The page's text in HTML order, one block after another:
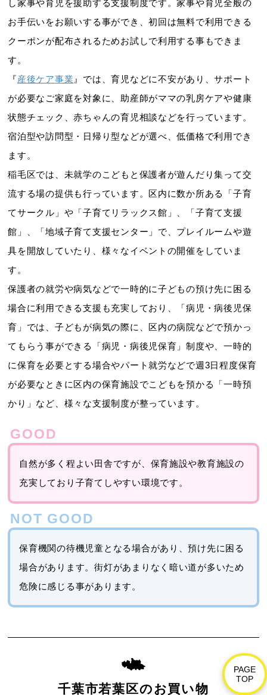
PAGE
TOP
し家事や育児を援助する支援制度です。家事や育児全般の
お手伝いをお願いする事ができ、初回は無料で利用できる
クーポンが配布されるためお試しで利用する事もできま
す。
『産後ケア事業』では、育児などに不安があり、サポート
が必要なご家庭を対象に、助産師がママの乳房ケアや健康
状態チェック、赤ちゃんの育児相談などを行っています。
宿泊型や訪問型・日帰り型などが選べ、低価格で利用でき
ます。
稲毛区では、未就学のこどもと保護者が遊んだり集って交
流する場の提供も行っています。区内に数か所ある「子育
てサークル」や「子育てリラックス館」、「子育て支援
館」、「地域子育て支援センター」で、プレイルームや遊
具を開放していたり、様々なイベントの開催をしていま
す。
保護者の就労や病気などで一時的に子どもの預け先に困る
場合に利用できる支援も充実しており、「病児・病後児保
育」では、子どもが病気の際に、区内の病院などで預かっ
てもらう事ができる「病児・病後児保育」制度や、一時的
に保育を必要とする場合やパート就労などで週3日程度保育
が必要なときに区内の保育施設でこどもを預かる「一時預
かり」など、様々な支援制度が整っています。
自然が多く程よい田舎ですが、保育施設や教育施設の
充実しており子育てしやすい環境です。
保育機関の待機児童となる場合があり、預け先に困る
場合があります。街灯があまりなく暗い道が多いため
危険に感じる事があります。
千葉市若葉区のお買い物